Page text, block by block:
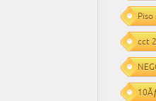
Piso
cct